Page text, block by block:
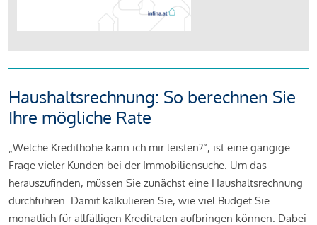
Haushaltsrechnung: So berechnen Sie
Ihre mögliche Rate
„Welche Kredithöhe kann ich mir leisten?“, ist eine gängige
Frage vieler Kunden bei der Immobiliensuche. Um das
herauszufinden, müssen Sie zunächst eine Haushaltsrechnung
durchführen. Damit kalkulieren Sie, wie viel Budget Sie
monatlich für allfälligen Kreditraten aufbringen können. Dabei